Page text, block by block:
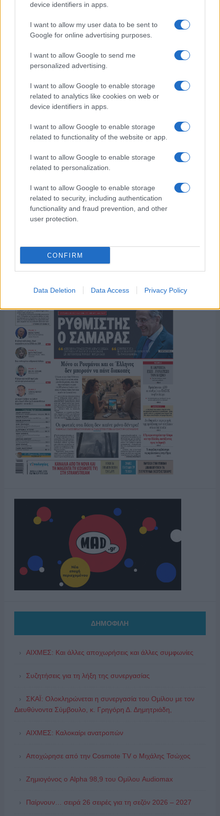
device identifiers in apps.
I want to allow my user data to be sent to
Google for online advertising purposes.
I want to allow Google to send me
personalized advertising.
I want to allow Google to enable storage
related to analytics like cookies on web or
device identifiers in apps.
I want to allow Google to enable storage
related to functionality of the website or app.
I want to allow Google to enable storage
related to personalization.
I want to allow Google to enable storage
related to security, including authentication
functionality and fraud prevention, and other
user protection.
CONFIRM
Data Deletion Data Access Privacy Policy
της Ζωής μας
Οι άνθρωποι, οι αυθεντικές ιστορίες,
το ελληνικό καλοκαίρι και ένας
ΟΣΑ ΧΡΕΙΑΖΕΣΑΙ
ΤΟ ΠΑΡΟΝ ΤΗΣ ΚΥΡΙΑΚΗΣ
ΔΗΜΟΦΙΛΗ
ΑΙΧΜΕΣ: Και άλλες αποχωρήσεις και άλλες συμφωνίες
Συζητήσεις για τη λήξη της συνεργασίας
ΣΚΑΪ: Ολοκληρώνεται η συνεργασία του Ομίλου με τον
Διευθύνοντα Σύμβουλο, κ. Γρηγόρη Δ. Δημητριάδη,
ΑΙΧΜΕΣ: Καλοκαίρι ανατροπών
Αποχώρησε από την Cosmote TV o Μιχάλης Τσώχος
Ζημιογόνος ο Alpha 98,9 του Ομίλου Audiomax
Παίρνουν… σειρά 26 σειρές για τη σεζόν 2026 – 2027